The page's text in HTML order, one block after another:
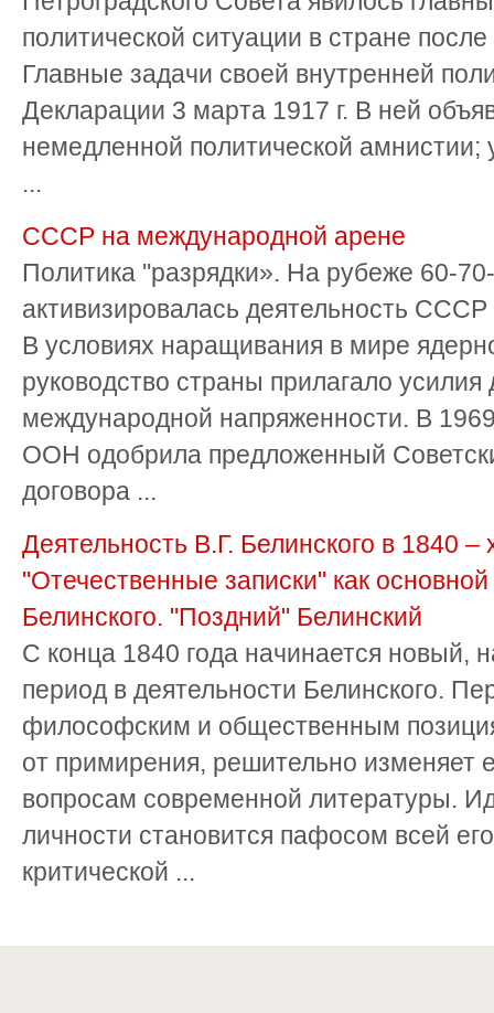
политической ситуации в стране
Главные задачи своей внутренней
Декларации 3 марта 1917 г. В ней
немедленной политической амнистии;
...
СССР на международной арене
Политика ''разрядки». На рубеже 60-
активизировалась деятельность
В условиях наращивания в мире
руководство страны прилагало усилия
международной напряженности. В
ООН одобрила предложенный
договора ...
Деятельность В.Г. Белинского в 1840
"Отечественные записки" как
Белинского. "Поздний" Белинский
С конца 1840 года начинается новый,
период в деятельности Белинского.
философским и общественным
от примирения, решительно изменяет
вопросам современной литературы.
личности становится пафосом всей
критической ...